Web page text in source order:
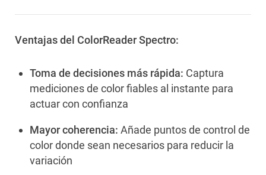
Ventajas del ColorReader Spectro:
Toma de decisiones más rápida: Captura
mediciones de color fiables al instante para
actuar con confianza
Mayor coherencia: Añade puntos de control de
color donde sean necesarios para reducir la
variación